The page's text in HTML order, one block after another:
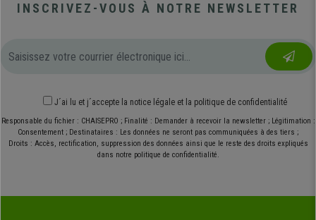
INSCRIVEZ-VOUS À NOTRE NEWSLETTER
J´ai lu et j´accepte la notice légale et la politique de confidentialité
Responsable du fichier : CHAISEPRO ; Finalité : Demander à recevoir la newsletter ; Légitimation :
Consentement ; Destinataires : Les données ne seront pas communiquées à des tiers ;
Droits : Accès, rectification, suppression des données ainsi que le reste des droits expliqués
dans notre politique de confidentialité.